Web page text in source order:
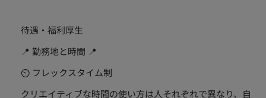
待遇・福利厚生
📍 勤務地と時間 📍
⏲ フレックスタイム制
クリエイティブな時間の使い方は人それぞれで異なり、自